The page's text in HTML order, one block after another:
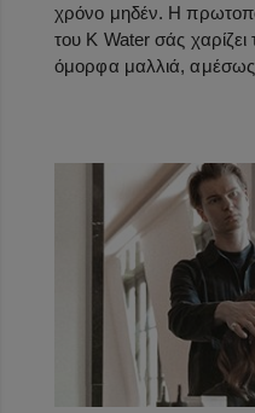
χρόνο μηδέν. Η
του K Water σάς χαρίζει
όμορφα μαλλιά,